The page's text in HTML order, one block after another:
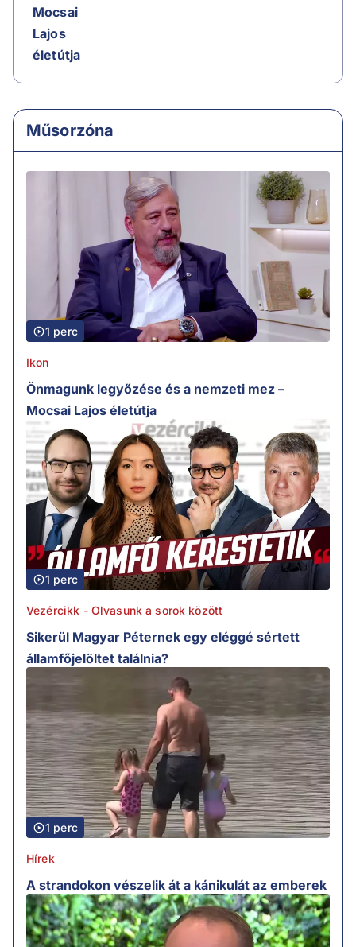
Mocsai
Lajos
életútja
Műsorzóna
1 perc
Ikon
Önmagunk legyőzése és a nemzeti mez –
Mocsai Lajos életútja
1 perc
Vezércikk - Olvasunk a sorok között
Sikerül Magyar Péternek egy eléggé sértett
államfőjelöltet találnia?
1 perc
Hírek
A strandokon vészelik át a kánikulát az emberek